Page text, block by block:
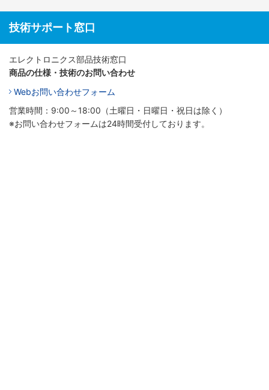
技術サポート窓口
エレクトロニクス部品技術窓口
商品の仕様・技術のお問い合わせ
Webお問い合わせフォーム
営業時間：9:00～18:00（土曜日・日曜日・祝日は除く）
※お問い合わせフォームは24時間受付しております。